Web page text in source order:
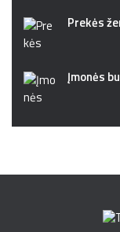
Prekės
Įmonės